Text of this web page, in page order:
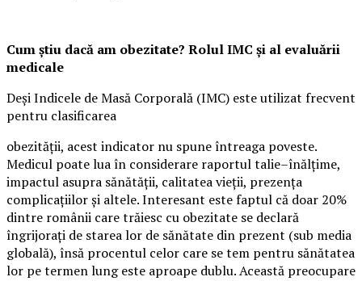
Cum știu dacă am obezitate? Rolul IMC și al evaluării
medicale
Deși Indicele de Masă Corporală (IMC) este utilizat frecvent
pentru clasificarea
obezității, acest indicator nu spune întreaga poveste.
Medicul poate lua în considerare raportul talie–înălțime,
impactul asupra sănătății, calitatea vieții, prezența
complicațiilor și altele. Interesant este faptul că doar 20%
dintre românii care trăiesc cu obezitate se declară
îngrijorați de starea lor de sănătate din prezent (sub media
globală), însă procentul celor care se tem pentru sănătatea
lor pe termen lung este aproape dublu. Această preocupare